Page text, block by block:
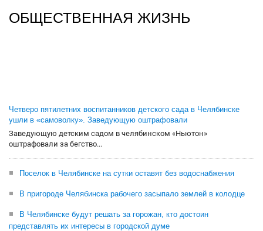
ОБЩЕСТВЕННАЯ ЖИЗНЬ
Четверо пятилетних воспитанников детского сада в Челябинске
ушли в «самоволку». Заведующую оштрафовали
Заведующую детским садом в челябинском «Ньютон»
оштрафовали за бегство...
Поселок в Челябинске на сутки оставят без водоснабжения
В пригороде Челябинска рабочего засыпало землей в колодце
В Челябинске будут решать за горожан, кто достоин
представлять их интересы в городской думе